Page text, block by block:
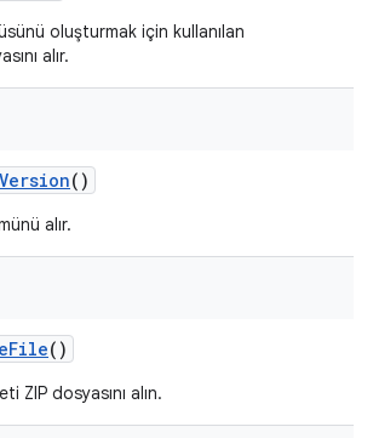
oluşturmak için kullanılan
alır.
Version()
alır.
File()
ZIP dosyasını alın.